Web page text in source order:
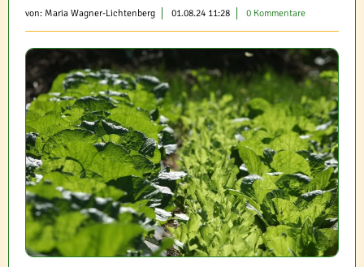
von: Maria Wagner-Lichtenberg 01.08.24 11:28 0 Kommentare